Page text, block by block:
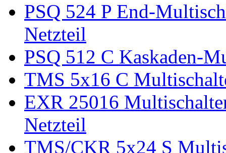
PSQ 524 P End-
Netzteil
PSQ 512 C Kaskaden-
TMS 5x16 C
EXR 25016
Netzteil
TMS/CKR 5x24 S